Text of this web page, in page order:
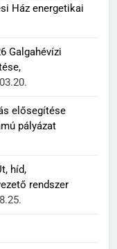
Ház energetikai
Galgahévízi
elősegítése
pályázat
híd,
rendszer